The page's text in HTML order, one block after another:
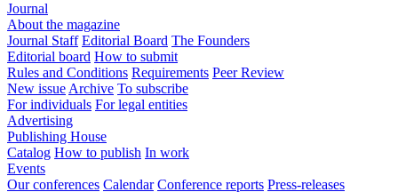
Journal
About the magazine
Journal Staff Editorial Board The Founders
Editorial board How to submit
Rules and Conditions Requirements Peer Review
New issue Archive To subscribe
For individuals For legal entities
Advertising
Publishing House
Catalog How to publish In work
Events
Our conferences Calendar Conference reports Press-releases